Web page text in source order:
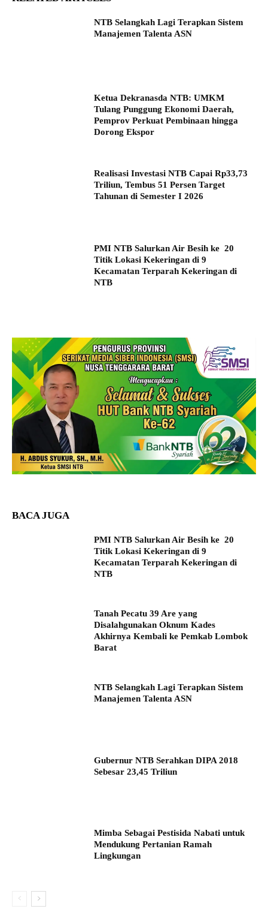
NTB Selangkah Lagi Terapkan Sistem
Manajemen Talenta ASN
Ketua Dekranasda NTB: UMKM
Tulang Punggung Ekonomi Daerah,
Pemprov Perkuat Pembinaan hingga
Dorong Ekspor
Realisasi Investasi NTB Capai Rp33,73
Triliun, Tembus 51 Persen Target
Tahunan di Semester I 2026
PMI NTB Salurkan Air Besih ke 20
Titik Lokasi Kekeringan di 9
Kecamatan Terparah Kekeringan di
NTB
BACA JUGA
PMI NTB Salurkan Air Besih ke 20
Titik Lokasi Kekeringan di 9
Kecamatan Terparah Kekeringan di
NTB
Tanah Pecatu 39 Are yang
Disalahgunakan Oknum Kades
Akhirnya Kembali ke Pemkab Lombok
Barat
NTB Selangkah Lagi Terapkan Sistem
Manajemen Talenta ASN
Gubernur NTB Serahkan DIPA 2018
Sebesar 23,45 Triliun
Mimba Sebagai Pestisida Nabati untuk
Mendukung Pertanian Ramah
Lingkungan